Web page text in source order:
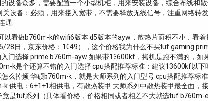
设备众多，需要配置一个小型机柜，用来安装设备，综合布线和
关设备：必须，用来接入宽带，不需要释放无线信号，注重网络
通.
以看做b760m-k的wifi6版本 d5版本的ayw，散热片面积不小，看
28日，京东价格：1049），这个价格我为什么不买tuf gaming
门选择 prime b760m-ayw 如果带13600kf，拷机是跑不满的，
k是个还算不错的入门选择 cpu搭配推荐标准：建议13600kf以
么掉频 华硕b760m-k，就是大师系列的入门型号 cpu搭配推荐
k 供电：6+1+1相供电，有散热装甲 大师系列中散热装甲最全面
竟是tuf系列（具体看价格，价格相同或者相差不大就选tuf